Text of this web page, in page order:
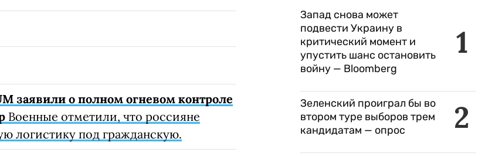
заявили о полном огневом контроле
Военные отметили, что россияне
логистику под гражданскую.
1
Запад снова может
подвести Украину в
критический момент и
упустить шанс остановить
войну — Bloomberg
2
Зеленский проиграл бы во
втором туре выборов трем
кандидатам — опрос